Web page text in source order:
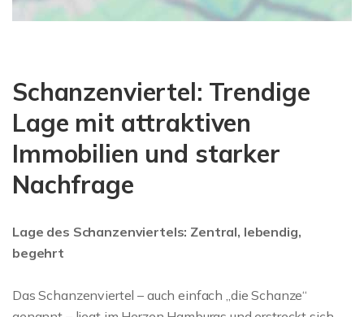
Schanzenviertel: Trendige
Lage mit attraktiven
Immobilien und starker
Nachfrage
Lage des Schanzenviertels: Zentral, lebendig,
begehrt
Das Schanzenviertel – auch einfach „die Schanze“